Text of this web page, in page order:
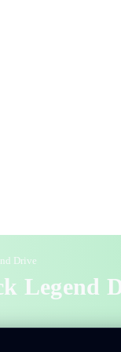
Drive
Legend